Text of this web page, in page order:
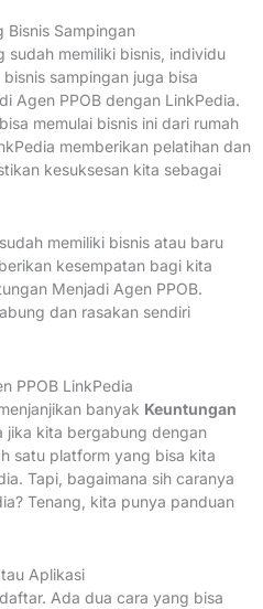
Bisnis Sampingan
memiliki bisnis, individu
sampingan juga bisa
Agen PPOB dengan LinkPedia.
memulai bisnis ini dari rumah
memberikan pelatihan dan
kesuksesan kita sebagai
memiliki bisnis atau baru
kesempatan bagi kita
Menjadi Agen PPOB.
dan rasakan sendiri
PPOB LinkPedia
banyak Keuntungan
jika kita bergabung dengan
satu platform yang bisa kita
Tapi, bagaimana sih caranya
Tenang, kita punya panduan
Aplikasi
Ada dua cara yang bisa